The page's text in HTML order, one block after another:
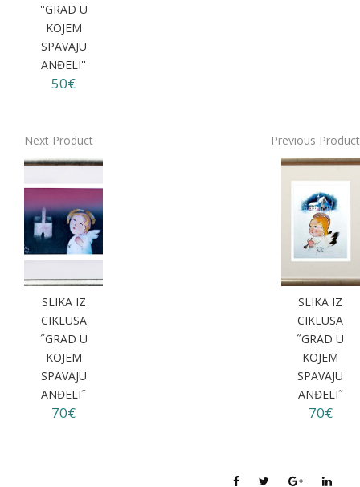
''GRAD U
KOJEM
SPAVAJU
ANĐELI''
50€
Next Product
SLIKA IZ
CIKLUSA
˝GRAD U
KOJEM
SPAVAJU
ANĐELI˝
70€
Previous Product
SLIKA IZ
CIKLUSA
˝GRAD U
KOJEM
SPAVAJU
ANĐELI˝
70€